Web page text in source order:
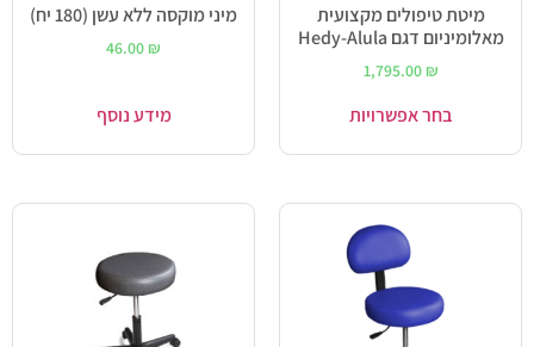
מיטת טיפולים מקצועית
מאלומיניום דגם Hedy-Alula
1,795.00 ₪
בחר אפשרויות
מיני מוקסה ללא עשן (180 יח)
46.00 ₪
מידע נוסף